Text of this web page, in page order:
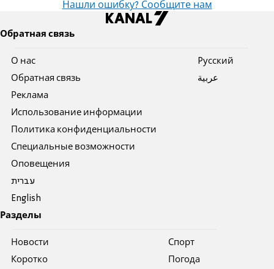
Нашли ошибку? Сообщите нам
Обратная связь
О нас
Обратная связь
Реклама
Использование информации
Политика конфиденциальности
Специальные возможности
Оповещения
עברית
English
Pусский
عربية
Разделы
Новости
Коротко
Спорт
Погода